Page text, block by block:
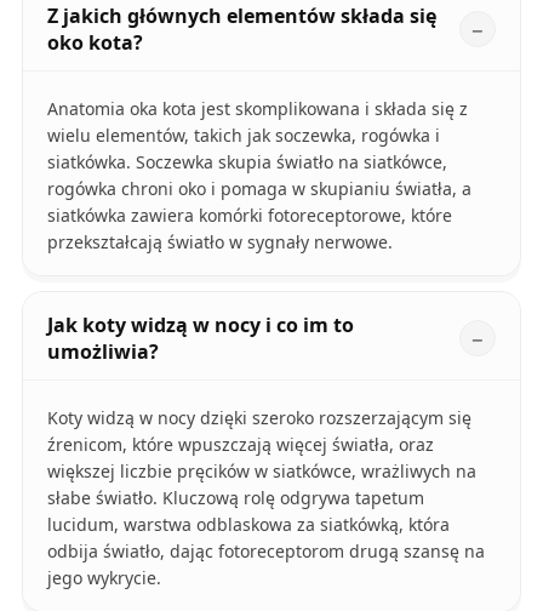
Z jakich głównych elementów składa się
oko kota?
Anatomia oka kota jest skomplikowana i składa się z
wielu elementów, takich jak soczewka, rogówka i
siatkówka. Soczewka skupia światło na siatkówce,
rogówka chroni oko i pomaga w skupianiu światła, a
siatkówka zawiera komórki fotoreceptorowe, które
przekształcają światło w sygnały nerwowe.
Jak koty widzą w nocy i co im to
umożliwia?
Koty widzą w nocy dzięki szeroko rozszerzającym się
źrenicom, które wpuszczają więcej światła, oraz
większej liczbie pręcików w siatkówce, wrażliwych na
słabe światło. Kluczową rolę odgrywa tapetum
lucidum, warstwa odblaskowa za siatkówką, która
odbija światło, dając fotoreceptorom drugą szansę na
jego wykrycie.